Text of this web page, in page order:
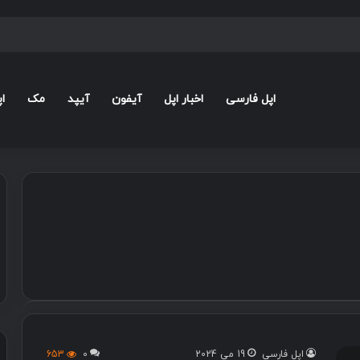
اپل فارسی اخبار اپل آیفون آیپد مک
اپل فارسی 19 می 2024 0
653